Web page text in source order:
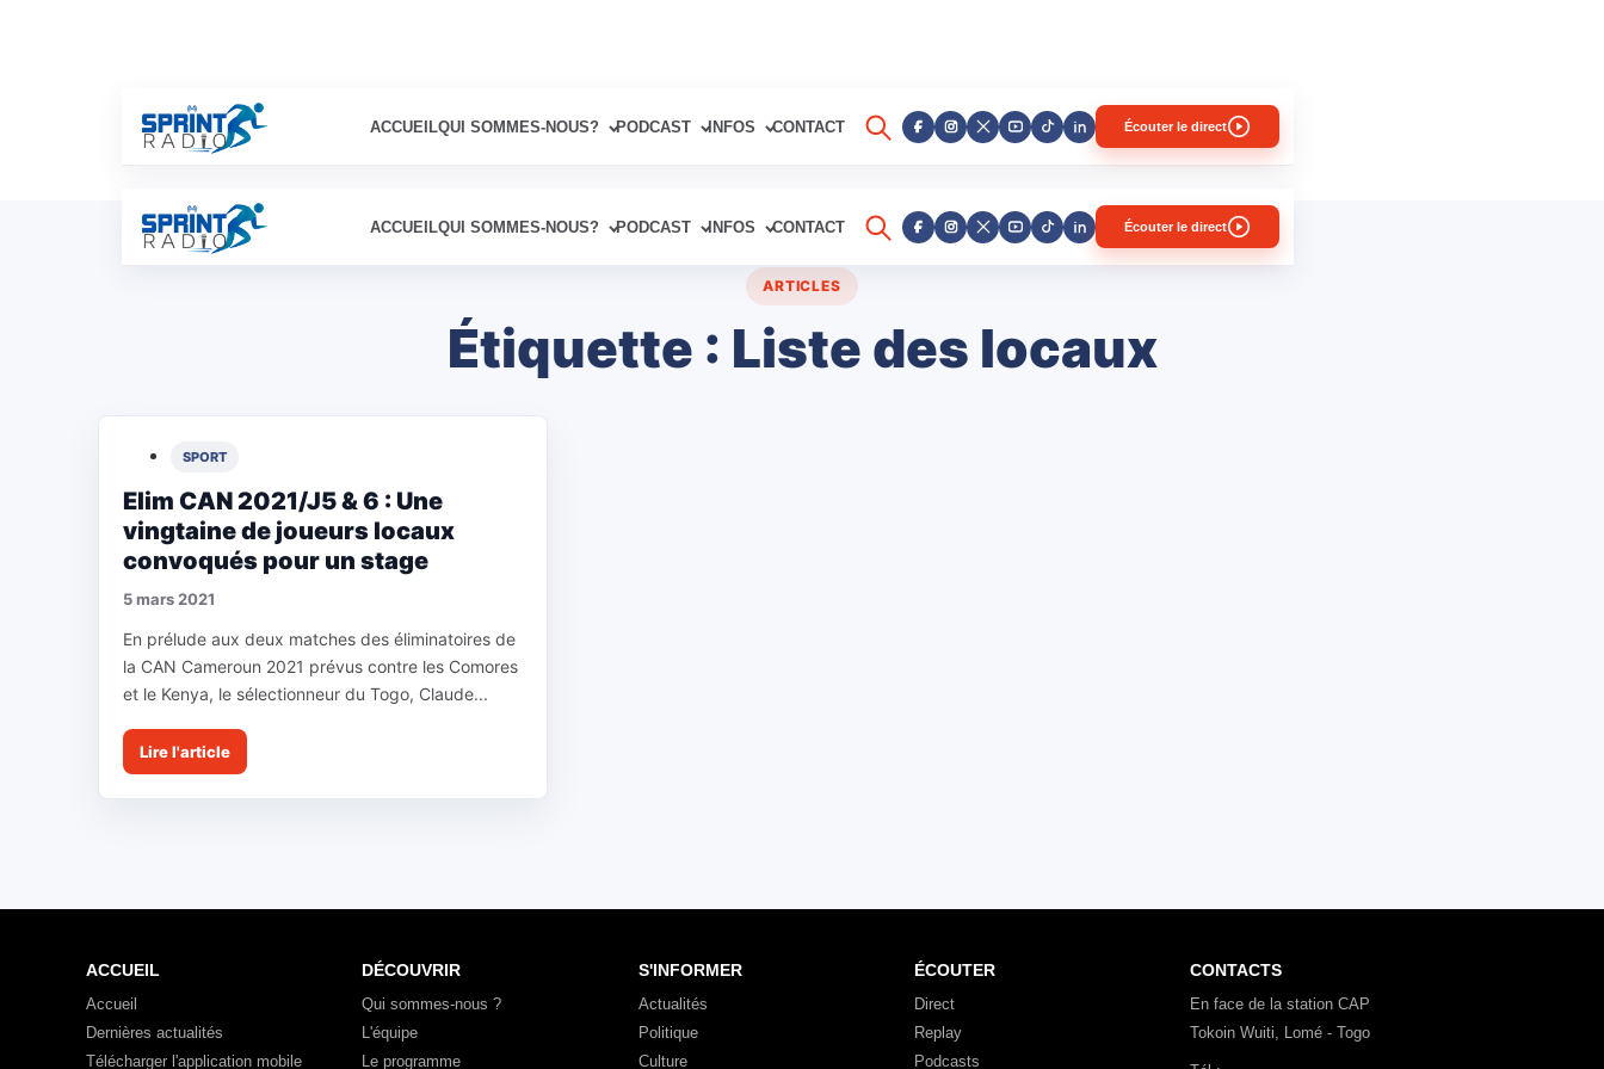
ACCUEILQUI SOMMES-NOUS? PODCAST INFOS CONTACT Écouter le direct
ACCUEILQUI SOMMES-NOUS? PODCAST INFOS CONTACT Écouter le direct
ARTICLES
Étiquette : Liste des locaux
SPORT
Elim CAN 2021/J5 & 6 : Une
vingtaine de joueurs locaux
convoqués pour un stage
5 mars 2021
En prélude aux deux matches des éliminatoires de
la CAN Cameroun 2021 prévus contre les Comores
et le Kenya, le sélectionneur du Togo, Claude...
Lire l'article
ACCUEIL
Accueil
Dernières actualités
Télécharger l'application mobile
DÉCOUVRIR
Qui sommes-nous ?
L'équipe
Le programme
S'INFORMER
Actualités
Politique
Culture
ÉCOUTER
Direct
Replay
Podcasts
CONTACTS
En face de la station CAP
Tokoin Wuiti, Lomé - Togo